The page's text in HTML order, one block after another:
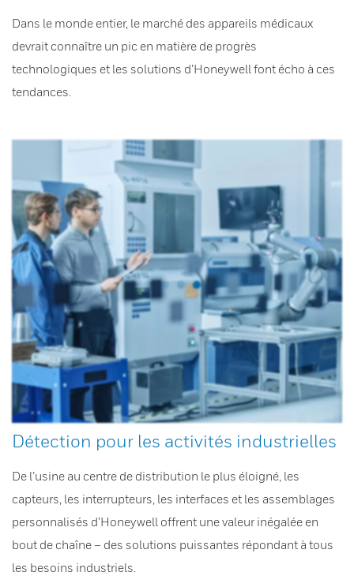
Dans le monde entier, le marché des appareils médicaux
devrait connaître un pic en matière de progrès
technologiques et les solutions d’Honeywell font écho à ces
tendances.
Détection pour les activités industrielles
De l’usine au centre de distribution le plus éloigné, les
capteurs, les interrupteurs, les interfaces et les assemblages
personnalisés d’Honeywell offrent une valeur inégalée en
bout de chaîne – des solutions puissantes répondant à tous
les besoins industriels.